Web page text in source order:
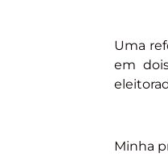
Uma
em
Minha